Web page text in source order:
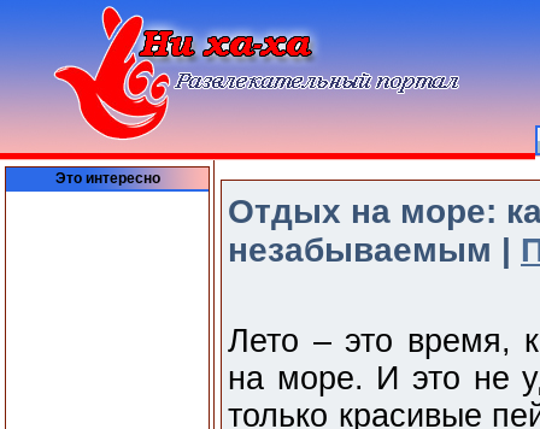
Это интересно
Отдых на море:
незабываемым |
Лето – это время,
на море. И это не
только красивые